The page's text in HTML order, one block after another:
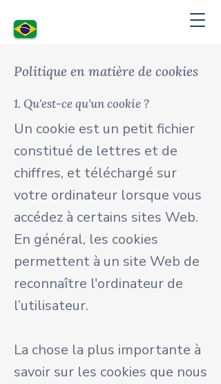
Politique en matière de cookies
1. Qu'est-ce qu'un cookie ?
Un cookie est un petit fichier
constitué de lettres et de
chiffres, et téléchargé sur
votre ordinateur lorsque vous
accédez à certains sites Web.
En général, les cookies
permettent à un site Web de
reconnaître l'ordinateur de
l’utilisateur.
La chose la plus importante à
savoir sur les cookies que nous